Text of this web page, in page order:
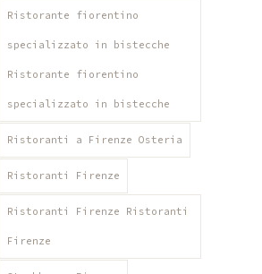
Ristorante fiorentino
specializzato in bistecche
Ristorante fiorentino
specializzato in bistecche
Ristoranti a Firenze Osteria
Ristoranti Firenze
Ristoranti Firenze Ristoranti
Firenze